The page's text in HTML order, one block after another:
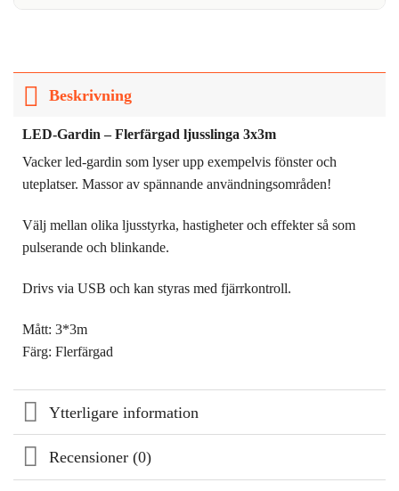
Beskrivning
LED-Gardin – Flerfärgad ljusslinga 3x3m
Vacker led-gardin som lyser upp exempelvis fönster och
uteplatser. Massor av spännande användningsområden!
Välj mellan olika ljusstyrka, hastigheter och effekter så som
pulserande och blinkande.
Drivs via USB och kan styras med fjärrkontroll.
Mått: 3*3m
Färg: Flerfärgad
Ytterligare information
Recensioner (0)